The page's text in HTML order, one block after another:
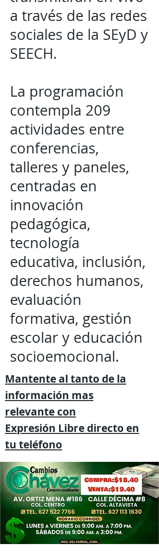
a través de las redes
sociales de la SEyD y
SEECH.
La programación
contempla 209
actividades entre
conferencias,
talleres y paneles,
centradas en
innovación
pedagógica,
tecnología
educativa, inclusión,
derechos humanos,
evaluación
formativa, gestión
escolar y educación
socioemocional.
Mantente al tanto de la
información mas
relevante con
Expresión Libre directo en
tu teléfono